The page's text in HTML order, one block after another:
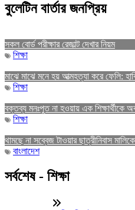
বুলেটিন বার্তার জনপ্রিয়
সকল বোর্ড পরীক্ষার রেজাল্ট দেখার নিয়ম
শিক্ষা
মাঝে মাঝে মনে হয় আত্মহত্যা করে ফেলি:
শিক্ষা
বক্তব্য মনঃপুত না হওয়ায় এক শিক্ষার্থীকে
শিক্ষা
থামছে না সব্বেজ টাওয়ার ছাত্রীনিবাস
বাংলাদেশ
সর্বশেষ - শিক্ষা